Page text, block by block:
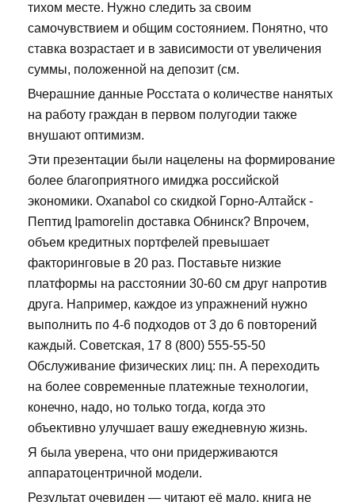
тихом месте. Нужно следить за своим
самочувствием и общим состоянием. Понятно, что
ставка возрастает и в зависимости от увеличения
суммы, положенной на депозит (см.
Вчерашние данные Росстата о количестве нанятых
на работу граждан в первом полугодии также
внушают оптимизм.
Эти презентации были нацелены на формирование
более благоприятного имиджа российской
экономики. Oxanabol со скидкой Горно-Алтайск -
Пептид Ipamorelin доставка Обнинск? Впрочем,
объем кредитных портфелей превышает
факторинговые в 20 раз. Поставьте низкие
платформы на расстоянии 30-60 см друг напротив
друга. Например, каждое из упражнений нужно
выполнить по 4-6 подходов от 3 до 6 повторений
каждый. Советская, 17 8 (800) 555-55-50
Обслуживание физических лиц: пн. А переходить
на более современные платежные технологии,
конечно, надо, но только тогда, когда это
объективно улучшает вашу ежедневную жизнь.
Я была уверена, что они придерживаются
аппаратоцентричной модели.
Результат очевиден — читают её мало, книга не